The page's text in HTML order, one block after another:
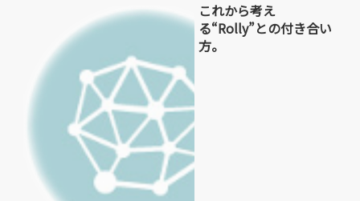
これから考え
る“Rolly”との付き合い
方。